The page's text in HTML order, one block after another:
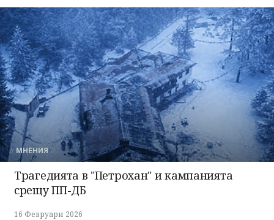
МНЕНИЯ
Трагедията в "Петрохан" и кампанията
срещу ПП-ДБ
16 Февруари 2026